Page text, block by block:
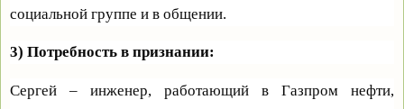
социальной группе и в общении.
3) Потребность в признании:
Сергей – инженер, работающий в Газпром нефти,